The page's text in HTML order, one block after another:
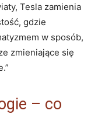
Tesla zamienia
gdzie‌
w sposób,
zmieniające się
– co⁤